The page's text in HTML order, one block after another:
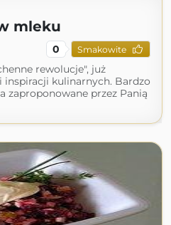
mleku
0 Smakowite
rewolucje", już
inspiracji kulinarnych. Bardzo
zaproponowane przez Panią